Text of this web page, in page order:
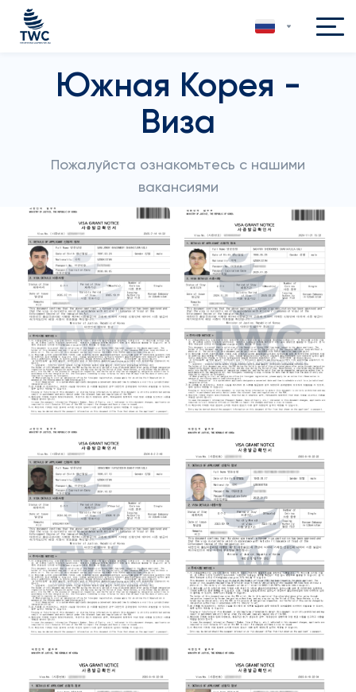
Южная Корея -
Виза
Пожалуйста ознакомьтесь с нашими
вакансиями